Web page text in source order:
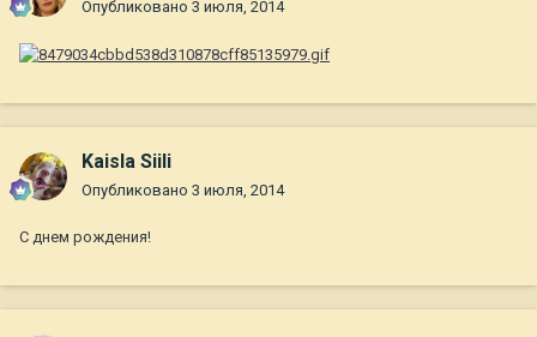
Опубликовано 3 июля, 2014
Kaisla Siili
Опубликовано 3 июля, 2014
С днем рождения!